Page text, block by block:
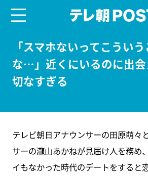
「スマホないってこうい
な…」近くにいるのに出
切なすぎる
テレビ朝日アナウンサーの田原萌々
サーの瀧山あかねが見届け人を務め
イもなかった時代のデートをすると